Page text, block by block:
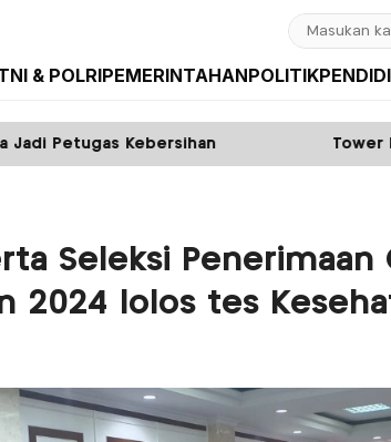
& POLRIPEMERINTAHANPOLITIK
Tower Disegel, Listrik
Seleksi Penerimaan
2024 lolos tes